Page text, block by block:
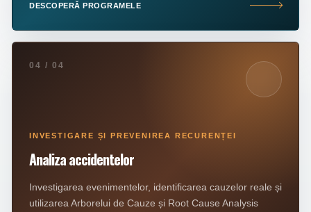
DESCOPERĂ PROGRAMELE
04 / 04
INVESTIGARE ȘI PREVENIREA RECURENȚEI
Analiza accidentelor
Investigarea evenimentelor, identificarea cauzelor reale și
utilizarea Arborelui de Cauze și Root Cause Analysis